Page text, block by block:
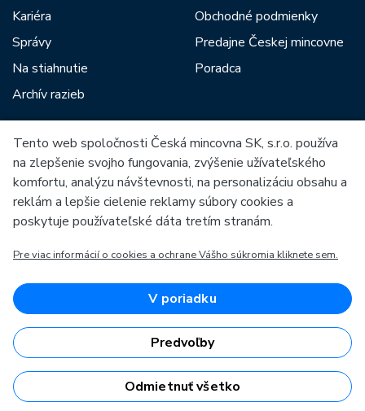
Kariéra
Správy
Na stiahnutie
Archív razieb
Obchodné podmienky
Predajne Českej mincovne
Poradca
Medzi našich partnerov patria:
Európska únia
OP Podnikanie a inovácie pre konkurencieschopnosť
Európsky fond pre regionálny rozvoj
Česká mincovna, a.s. & Česká mincovna SK, s.r.o. © 1993 - 2026
Tento web spoločnosti Česká mincovna SK, s.r.o. používa
na zlepšenie svojho fungovania, zvýšenie užívateľského
komfortu, analýzu návštevnosti, na personalizáciu obsahu a
reklám a lepšie cielenie reklamy súbory cookies a
poskytuje používateľské dáta tretím stranám.
Pre viac informácií o cookies a ochrane Vášho súkromia kliknete sem.
V poriadku
Predvoľby
Odmietnuť všetko